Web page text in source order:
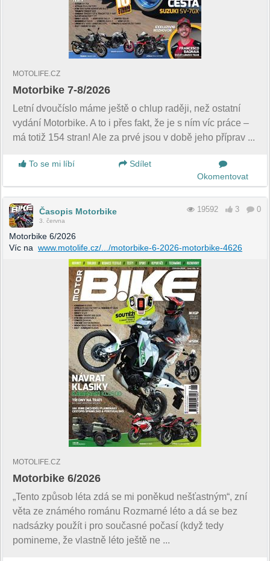
MOTOLIFE.CZ
Motorbike 7-8/2026
Letní dvoučíslo máme ještě o chlup raději, než ostatní
vydání Motorbike. A to i přes fakt, že je s ním víc práce –
má totiž 154 stran! Ale za prvé jsou v době jeho příprav ...
To se mi líbí
Sdílet
Okomentovat
Časopis Motorbike
3. června
19592 3 0
Motorbike 6/2026
Víc na www.motolife.cz/.../motorbike-6-2026-motorbike-4626
MOTOLIFE.CZ
Motorbike 6/2026
„Tento způsob léta zdá se mi poněkud nešťastným“, zní
věta ze známého románu Rozmarné léto a dá se bez
nadsázky použít i pro současné počasí (když tedy
pomineme, že vlastně léto ještě ne ...